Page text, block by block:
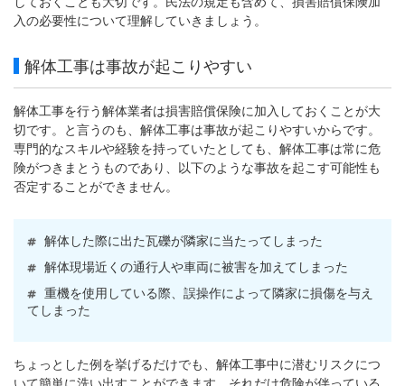
入の必要性について理解していきましょう。
解体工事は事故が起こりやすい
解体工事を行う解体業者は損害賠償保険に加入しておくことが大
切です。と言うのも、解体工事は事故が起こりやすいからです。
専門的なスキルや経験を持っていたとしても、解体工事は常に危
険がつきまとうものであり、以下のような事故を起こす可能性も
否定することができません。
解体した際に出た瓦礫が隣家に当たってしまった
解体現場近くの通行人や車両に被害を加えてしまった
重機を使用している際、誤操作によって隣家に損傷を与え
てしまった
ちょっとした例を挙げるだけでも、解体工事中に潜むリスクにつ